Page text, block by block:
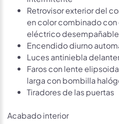
Retrovisor exterior del
en color combinado
eléctrico desempañable
Encendido diurno
Luces antiniebla
Faros con lente
larga con bombilla
Tiradores de las puertas
Acabado interior